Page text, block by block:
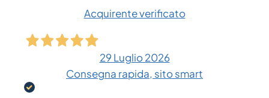
Acquirente verificato
29 Luglio 2026
Consegna rapida, sito smart